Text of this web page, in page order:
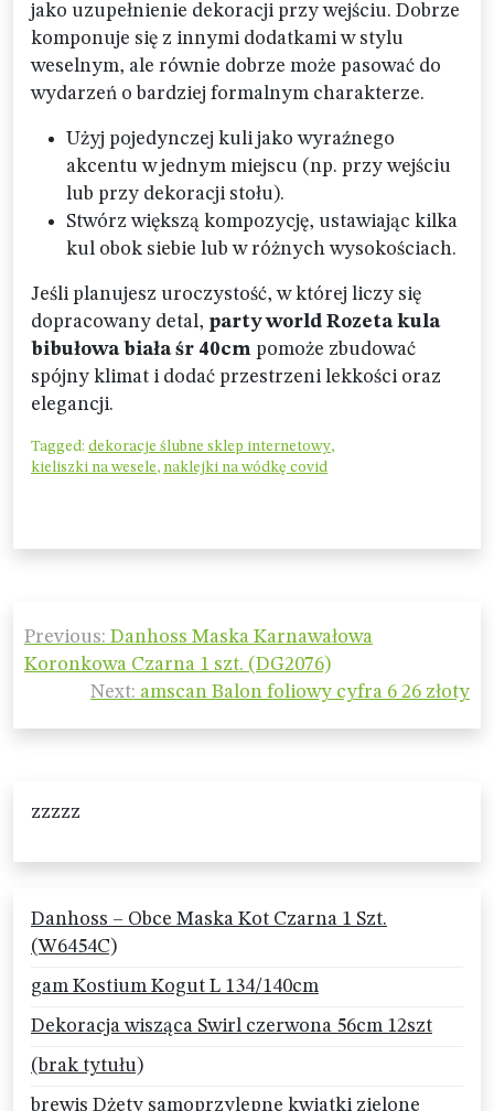
jako uzupełnienie dekoracji przy wejściu. Dobrze
komponuje się z innymi dodatkami w stylu
weselnym, ale równie dobrze może pasować do
wydarzeń o bardziej formalnym charakterze.
Użyj pojedynczej kuli jako wyraźnego
akcentu w jednym miejscu (np. przy wejściu
lub przy dekoracji stołu).
Stwórz większą kompozycję, ustawiając kilka
kul obok siebie lub w różnych wysokościach.
Jeśli planujesz uroczystość, w której liczy się
dopracowany detal, party world Rozeta kula
bibułowa biała śr 40cm pomoże zbudować
spójny klimat i dodać przestrzeni lekkości oraz
elegancji.
Tagged: dekoracje ślubne sklep internetowy,
kieliszki na wesele, naklejki na wódkę covid
Nawigacja
wpisu
Previous: Danhoss Maska Karnawałowa
Koronkowa Czarna 1 szt. (DG2076)
Next: amscan Balon foliowy cyfra 6 26 złoty
zzzzz
Danhoss – Obce Maska Kot Czarna 1 Szt.
(W6454C)
gam Kostium Kogut L 134/140cm
Dekoracja wisząca Swirl czerwona 56cm 12szt
(brak tytułu)
brewis Dżety samoprzylepne kwiatki zielone